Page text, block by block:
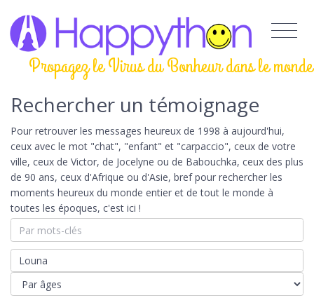
Propagez le Virus du Bonheur dans le monde
Rechercher un témoignage
Pour retrouver les messages heureux de 1998 à aujourd'hui,
ceux avec le mot "chat", "enfant" et "carpaccio", ceux de votre
ville, ceux de Victor, de Jocelyne ou de Babouchka, ceux des plus
de 90 ans, ceux d'Afrique ou d'Asie, bref pour rechercher les
moments heureux du monde entier et de tout le monde à
toutes les époques, c'est ici !